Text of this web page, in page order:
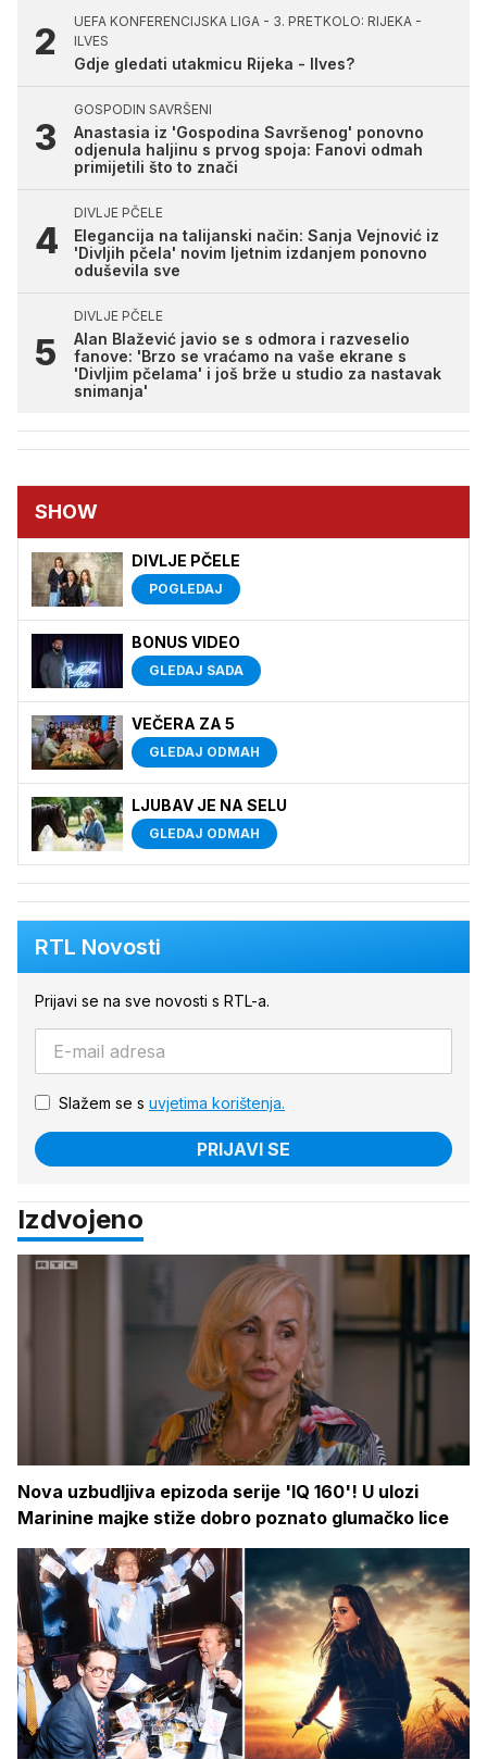
UEFA KONFERENCIJSKA LIGA - 3. PRETKOLO: RIJEKA -
ILVES
Gdje gledati utakmicu Rijeka - Ilves?
GOSPODIN SAVRŠENI
Anastasia iz 'Gospodina Savršenog' ponovno
odjenula haljinu s prvog spoja: Fanovi odmah
primijetili što to znači
DIVLJE PČELE
Elegancija na talijanski način: Sanja Vejnović iz
'Divljih pčela' novim ljetnim izdanjem ponovno
oduševila sve
DIVLJE PČELE
Alan Blažević javio se s odmora i razveselio
fanove: 'Brzo se vraćamo na vaše ekrane s
'Divljim pčelama' i još brže u studio za nastavak
snimanja'
SHOW
DIVLJE PČELE
POGLEDAJ
BONUS VIDEO
GLEDAJ SADA
VEČERA ZA 5
GLEDAJ ODMAH
LJUBAV JE NA SELU
GLEDAJ ODMAH
RTL Novosti
Prijavi se na sve novosti s RTL-a.
Slažem se s uvjetima korištenja.
PRIJAVI SE
Izdvojeno
Nova uzbudljiva epizoda serije 'IQ 160'! U ulozi
Marinine majke stiže dobro poznato glumačko lice